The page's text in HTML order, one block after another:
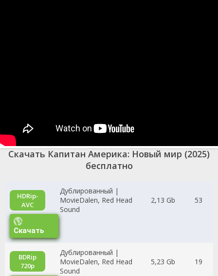
Скачать Капитан Америка: Новый мир (2025)
бесплатно
HDRip-
AVC
Дублированный |
MovieDalen, Red Head
Sound
2,13 Gb 53
Скачать
BDRip
720p
Дублированный |
MovieDalen, Red Head
Sound
5,23 Gb 19